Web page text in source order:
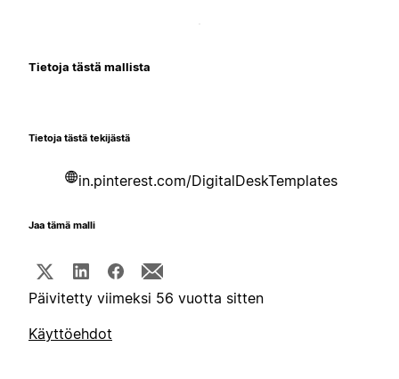
Tietoja tästä mallista
Tietoja tästä tekijästä
in.pinterest.com/DigitalDeskTemplates
Jaa tämä malli
Päivitetty viimeksi 56 vuotta sitten
Käyttöehdot